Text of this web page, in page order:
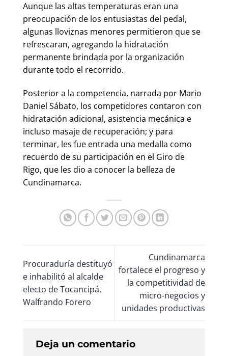
Aunque las altas temperaturas eran una
preocupación de los entusiastas del pedal,
algunas lloviznas menores permitieron que se
refrescaran, agregando la hidratación
permanente brindada por la organización
durante todo el recorrido.
Posterior a la competencia, narrada por Mario
Daniel Sábato, los competidores contaron con
hidratación adicional, asistencia mecánica e
incluso masaje de recuperación; y para
terminar, les fue entrada una medalla como
recuerdo de su participación en el Giro de
Rigo, que les dio a conocer la belleza de
Cundinamarca.
Procuraduría destituyó
e inhabilitó al alcalde
electo de Tocancipá,
Walfrando Forero
Cundinamarca
fortalece el progreso y
la competitividad de
micro-negocios y
unidades productivas
Deja un comentario